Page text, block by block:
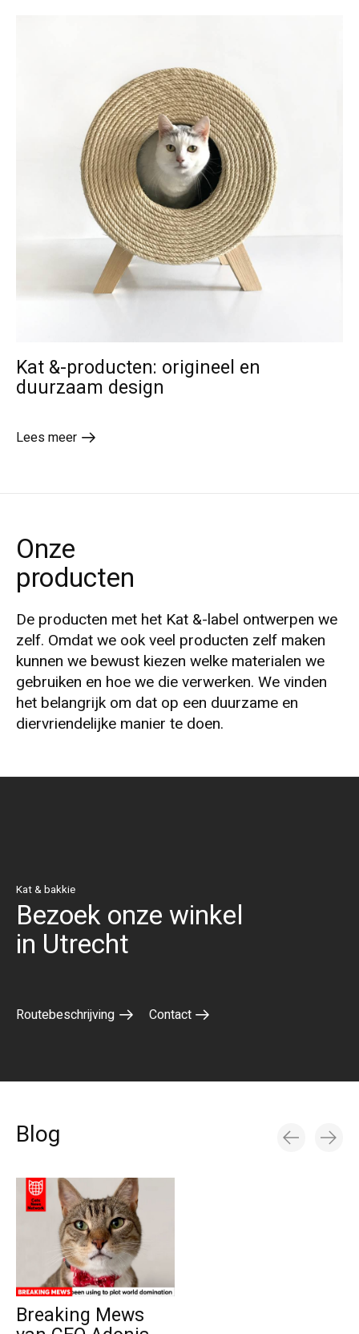
Kat &-producten: origineel en
duurzaam design
Lees meer
Onze
producten
De producten met het Kat &-label ontwerpen we
zelf. Omdat we ook veel producten zelf maken
kunnen we bewust kiezen welke materialen we
gebruiken en hoe we die verwerken. We vinden
het belangrijk om dat op een duurzame en
diervriendelijke manier te doen.
Kat & bakkie
Bezoek onze winkel
in Utrecht
Routebeschrijving Contact
Blog items
Blog
Breaking Mews